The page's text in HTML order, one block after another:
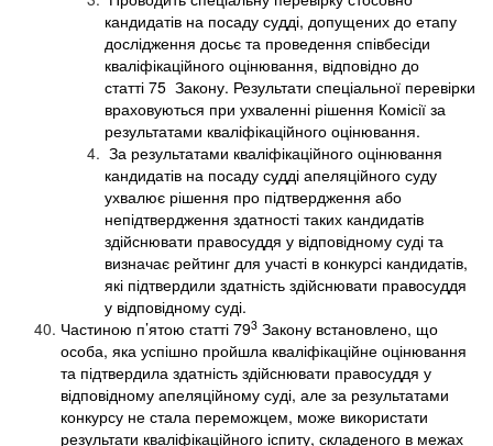
кандидатів на посаду судді, допущених до етапу
дослідження досьє та проведення співбесіди
кваліфікаційного оцінювання, відповідно до
статті 75 Закону. Результати спеціальної перевірки
враховуються при ухваленні рішення Комісії за
результатами кваліфікаційного оцінювання.
За результатами кваліфікаційного оцінювання
кандидатів на посаду судді апеляційного суду
ухвалює рішення про підтвердження або
непідтвердження здатності таких кандидатів
здійснювати правосуддя у відповідному суді та
визначає рейтинг для участі в конкурсі кандидатів,
які підтвердили здатність здійснювати правосуддя
у відповідному суді.
Частиною п’ятою статті 793 Закону встановлено, що
особа, яка успішно пройшла кваліфікаційне оцінювання
та підтвердила здатність здійснювати правосуддя у
відповідному апеляційному суді, але за результатами
конкурсу не стала переможцем, може використати
результати кваліфікаційного іспиту, складеного в межах